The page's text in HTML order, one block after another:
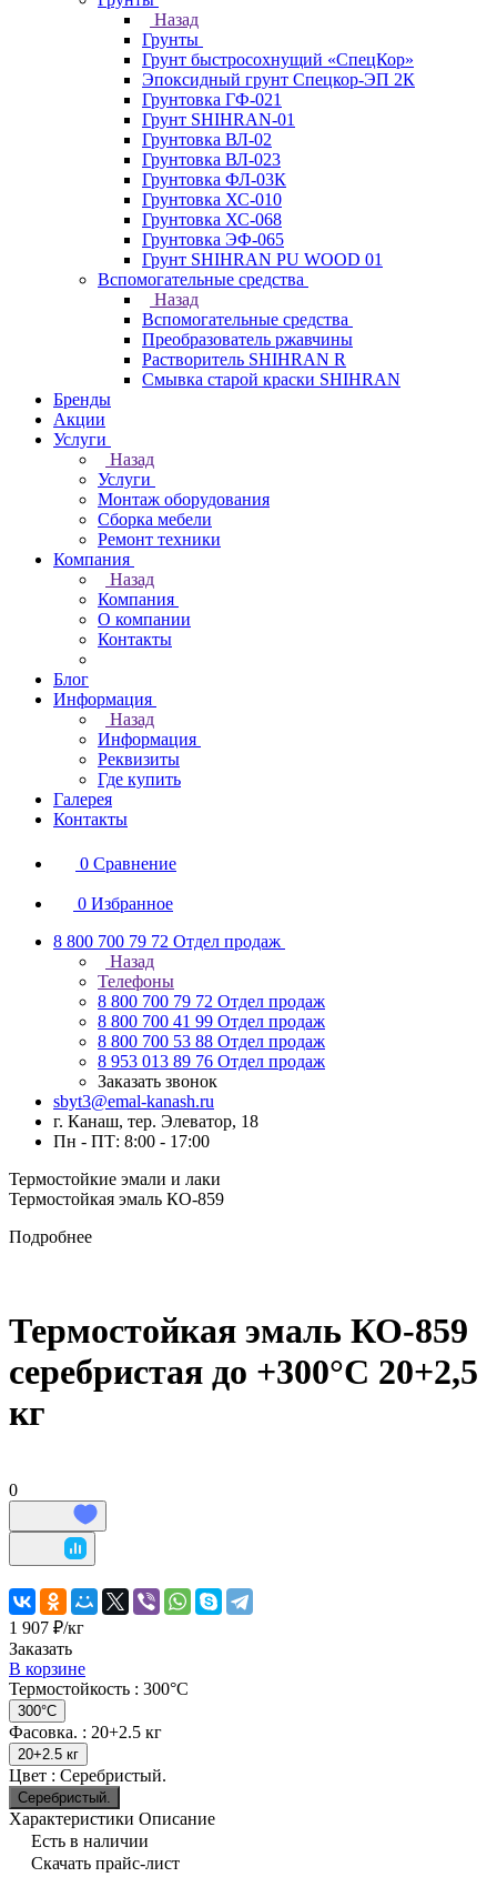
Назад
Грунты
Грунт быстросохнущий «СпецКор»
Эпоксидный грунт Спецкор-ЭП 2К
Грунтовка ГФ-021
Грунт SHIHRAN-01
Грунтовка ВЛ-02
Грунтовка ВЛ-023
Грунтовка ФЛ-03К
Грунтовка ХС-010
Грунтовка ХС-068
Грунтовка ЭФ-065
Грунт SHIHRAN PU WOOD 01
Вспомогательные средства
Назад
Вспомогательные средства
Преобразователь ржавчины
Растворитель SHIHRAN R
Смывка старой краски SHIHRAN
Бренды
Акции
Услуги
Назад
Услуги
Монтаж оборудования
Сборка мебели
Ремонт техники
Компания
Назад
Компания
О компании
Контакты
Блог
Информация
Назад
Информация
Реквизиты
Где купить
Галерея
Контакты
0 Сравнение
0 Избранное
8 800 700 79 72 Отдел продаж
Назад
Телефоны
8 800 700 79 72 Отдел продаж
8 800 700 41 99 Отдел продаж
8 800 700 53 88 Отдел продаж
8 953 013 89 76 Отдел продаж
Заказать звонок
sbyt3@emal-kanash.ru
г. Канаш, тер. Элеватор, 18
Пн - ПТ: 8:00 - 17:00
Термостойкие эмали и лаки
Термостойкая эмаль КО-859
Подробнее
Термостойкая эмаль КО-859
серебристая до +300°C 20+2,5
кг
0
1 907 ₽/кг
Заказать
В корзине
Термостойкость : 300°С
300°С
Фасовка. : 20+2.5 кг
20+2.5 кг
Цвет : Серебристый.
Серебристый.
Характеристики Описание
Есть в наличии
Скачать прайс-лист